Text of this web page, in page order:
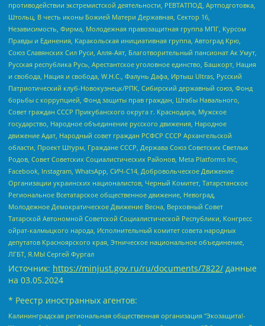
противодействии экстремистской деятельности, РЕВТАТПОД, Артподготовка,
Штольц, В честь иконы Божией Матери Державная, Сектор 16,
Независимость, Фирма, Молодежная правозащитная группа МПГ, Курсом
Правды и Единения, Каракольская инициативная группа, Автоград Крю,
Союз Славянских Сил Руси, Алля-Аят, Благотворительный пансионат Ак Умут,
Русская республика Русь, Арестантское уголовное единство, Башкорт, Нация
и свобода, Нация и свобода, W.H.С., Фалунь Дафа, Иртыш Ultras, Русский
Патриотический клуб-Новокузнецк/РПК, Сибирский державный союз, Фонд
борьбы с коррупцией, Фонд защиты прав граждан, Штабы Навального,
Совет граждан СССР Прикубанского округа г. Краснодара, Мужское
государство, Народное объединение русского движения, Народное
движение Адат, Народный совет граждан РСФСР СССР Архангельской
области, Проект Штурм, Граждане СССР, Держава Союз Советских Светлых
Родов, Совет Советских Социалистических Районов, Meta Platforms Inc,
Facebook, Instagram, WhatsApp, СИЧ-С14, Добровольческое Движение
Организации украинских националистов, Черный Комитет, Татарстанское
Региональное Всетатарское общественное движение, Невоград,
Молодежное Демократическое Движение Весна, Верховный Совет
Татарской Автономной Советской Социалистической Республики, Конгресс
ойрат-калмыцкого народа, Исполнительный комитет совета народных
депутатов Красноярского края, Этническое национальное объединение,
ЛГБТ, Я.МЫ Сергей Фургал
Источник: https://minjust.gov.ru/ru/documents/7822/ данные
на 03.05.2024
* Реестр иностранных агентов:
Калининградская региональная общественная организация "Экозащита!-Женсовет", Фонд содействия защите прав и свобод граждан "Общественный вердикт", Фонд "Институт Развития Свободы Информации", Частное учреждение "Информационное агентство МЕМО. РУ", Региональная общественная организация "Общественная комиссия по сохранению наследия академика Сахарова", Фонд поддержки свободы прессы, Санкт-Петербургская общественная правозащитная организация "Гражданский контроль", Межрегиональная общественная организация "Информационно-просветительский центр "Мемориал", Региональный Фонд "Центр Защиты Прав Средств Массовой Информации", с 05.12.2023 Фонд "Центр Защиты Прав Средств массовой информации", Региональная общественная благотворительная организация помощи беженцам и мигрантам "Гражданское содействие", Негосударственное образовательное учреждение дополнительного профессионального образования (повышение квалификации) специалистов "АКАДЕМИЯ ПО ПРАВАМ ЧЕЛОВЕКА", Свердловская региональная общественная организация "Сутяжник", Автономная некоммерческая организация "Центр независимых социологических исследований", Союз общественных объединений "Российский исследовательский центр по правам человека", Региональное общественное учреждение научно-информационный центр "МЕМОРИАЛ", Некоммерческая организация "Фонд защиты гласности", Автономная некоммерческая организация "Институт прав человека", Городская общественная организация "Екатеринбургское общество "МЕМОРИАЛ", Городская общественная организация "Рязанское историко-просветительское и правозащитное общество "Мемориал" (Рязанский Мемориал), Челябинский региональный орган общественной самодеятельности – женское общественное объединение "Женщины Евразии", Челябинский региональный орган общественной самодеятельности "Уральская правозащитная группа", Фонд содействия защите здоровья и социальной справедливости имени Андрея Рылькова, Автономная Некоммерческая Организация "Аналитический Центр Юрия Левады", Автономная некоммерческая организация социальной поддержки населения "Проект Апрель", Региональная общественная организация помощи женщинам и детям, находящимся в кризисной ситуации "Информационно-методический центр "Анна", Фонд содействия развитию массовых коммуникаций и правовому просвещению "Так-так-Так", Фонд содействия устойчивому развитию "Серебряная тайга", Свердловский региональный общественный фонд социальных проектов "Новое время", "Idel.Реалии", Кавказ.Реалии, Крым.Реалии, Телеканал Настоящее Время, Татаро-башкирская служба Радио Свобода (Azatliq Radiosi), Радио Свободная Европа/Радио Свобода (PCE/PC), "Сибирь.Реалии", "Фактограф", Благотворительный фонд помощи осужденным и их семьям, Автономная некоммерческая организация "Институт глобализации и социальных движений", Фонд "В защиту прав заключенных", Частное учреждение "Центр поддержки и содействия развитию средств массовой информации", Пензенский региональный общественный благотворительный фонд "Гражданский союз", "Север.Реалии", Некоммерческая организация Фонд "Правовая инициатива", Общество с ограниченной ответственностью "Радио Свободная Европа/Радио Свобода", Чешское информационное агентство "MEDIUM-ORIENT", Красноярская региональная общественная организация "Мы против СПИДа", Камалягин Денис Николаевич, Маркелов Сергей Евгеньевич, Пономарев Лев Александрович, Савицкая Людмила Алексеевна, Автономная некоммерческая организация "Центр по работе с проблемой насилия "НАСИЛИЮ.НЕТ", Межрегиональный профессиональный союз работников здравоохранения "Альянс врачей", Юридическое лицо, зарегистрированное в Латвийской Республике, SIA "Medusa Project" (регистрационный номер 40103797863, дата регистрации 10.06.2014), Некоммерческая организация "Фонд по борьбе с коррупцией", Автономная некоммерческая организация "Институт права и публичной политики", Баданин Роман Сергеевич, Гликин Максим Александрович, Железнова Мария Михайловна, Лукьянова Юлия Сергеевна, Маетная Елизавета Витальевна, Маняхин Петр Борисович, Чуракова Ольга Владимировна, Ярош Юлия Петровна, Юридическое лицо "The Insider SIA", зарегистрированное в Риге, Латвийская Республика (дата регистрации 26.06.2015), являющееся администратором доменного имени интернет-издания "The Insider SIA", https://theins.ru, Постернак Алексей Евгеньевич, Рубин Михаил Аркадьевич, Анин Роман Александрович, Юридическое лицо Istories fonds, зарегистрированное в Латвийской Республике (регистрационный номер 50008295751, дата регистрации 24.02.2020), Великовский Дмитрий Александрович, Долинина Ирина Николаевна, Мароховская Алеся Алексеевна, Шлейнов Роман Юрьевич, Шмагун Олеся Валентиновна, Общество с ограниченной ответственностью "Альтаир 2021", Общество с ограниченной ответственностью "Вега 2021", Общество с ограниченной ответственностью "Главный редактор 2021", Общество с ограниченной ответственностью "Ромашки монолит", Важенков Артем Валерьевич, Ивановская областная общественная организация "Центр гендерных исследований", Гурман Юрий Альбертович, Медиапроект "ОВД-Инфо", Егоров Владимир Владимирович, Жилинский Владимир Александрович, Общество с ограниченной ответственностью "ЗП", Иванова София Юрьевна, Карезина Инна Павловна, Кильтау Екатерина Викторовна, Петров Алексей Викторович, Пискунов Сергей Евгеньевич, Смирнов Сергей Сергеевич, Тихонов Михаил Сергеевич, Общество с ограниченной ответственностью "ЖУРНАЛИСТ-ИНОСТРАННЫЙ АГЕНТ", Арапова Галина Юрьевна, Вольтская Татьяна Анатольевна, Американская компания "Mason G.E.S. Anonymous Foundation" (США), являющаяся владельцем интернет-издания https://mnews.world/, Компания "Stichting Bellingcat", зарегистрированная в Нидерландах (дата регистрации 11.07.2018), Захаров Андрей Вячеславович, Клепиковская Екатерина Дмитриевна, Общество с ограниченной ответственностью "МЕМО", Перл Роман Александрович, Симонов Евгений Алексеевич, Соловьева Елена Анатольевна, Сотников Даниил Владимирович, Сурначева Елизавета Дмитриевна, Автономная некоммерческая организация по защите прав человека и информированию населения "Якутия – Наше Мнение", Общество с ограниченной ответственностью "Москоу диджитал медиа", с 26.01.2023 Общество с ограниченной ответственностью "Чайка Белые сады", Ветошкина Валерия Валерьевна, Заговора Максим Александрович, Межрегиональное общественное движение "Российская ЛГБТ - сеть", Оленичев Максим Владимирович, Павлов Иван Юрьевич, Скворцова Елена Сергеевна, Общество с ограниченной ответственностью "Как бы инагент", Кочетков Игорь Викторович, Общество с ограниченной ответственностью "Честные выборы", Еланчик Олег Александрович, Общество с ограниченной ответственностью "Нобелевский призыв", Гималова Регина Эмилевна, Григорьев Андрей Валерьевич, Григорьева Алина Александровна, Ассоциация по содействию защите прав призывников, альтернативнослужащих и военнослужащих "Правозащитная группа "Гражданин.Армия.Право", Хисамова Регина Фаритовна, Автономная некоммерческая организация по реализации социально-правовых программ "Лилит", Дальневосточное общественное движение "Маяк", Санкт-Петербургская ЛГБТ-инициативная группа "Выход", Инициативная группа ЛГБТ+ "Реверс", Алексеев Андрей Викторович, Бекбулатова Таисия Львовна, Беляев Иван Михайлович, Владыкина Елена Сергеевна, Гельман Марат Александрович, Никульшина Вероника Юрьевна, Толоконникова Надежда Андреевна, Шендерович Виктор Анатольевич, Общество с ограниченной ответственностью "Данное сообщение", Общество с ограниченной ответственностью Издательский дом "Новая глава", Айнбиндер Александра Александровна, Московский комьюнити-центр для ЛГБТ+инициатив, Благотворительный фонд развития филантропии, Deutsche Welle (Германия, Kurt-Schumacher-Strasse 3, 53113 Bonn), Борзунова Мария Михайловна, Воробьев Виктор Викторович, Голубева Анна Львовна, Константинова Алла Михайловна, Малкова Ирина Владимировна, Мурадов Мурад Абдулгалимович, Осетинская Елизавета Николаевна, Понасенков Евгений Николаевич, Ганапольский Матвей Юрьевич, Киселев Евгений Алексеевич, Борухович Ирина Григорьевна, Дремин Иван Тимофеевич, Дубровский Дмитрий Викторович, Красноярская региональная общественная организация поддержки и развития альтернативных образовательных технологий и межкультурных коммуникаций "ИНТЕРРА", Маяковская Екатерина Алексеевна, Фейгин Марк Захарович, Филимонов Андрей Викторович, Дзугкоева Регина Николаевна, Доброхотов Роман Александрович, Дудь Юрий Александрович, Елкин Сергей Владимирович, Кругликов Кирилл Игоревич, Сабунаева Мария Леонидовна, Семенов Алексей Владимирович, Шаинян Карен Багратович, Шульман Екатерина Михайловна, Асафьев Артур Валерьевич, Вахштайн Виктор Семенович, Венедиктов Алексей Алексеевич, Лушникова Екатерина Евгеньевна, Волков Леонид Михайлович, Невзоров Александр Глебович, Пархоменко Сергей Борисович, Сироткин Ярослав Николаевич, Кара-Мурза Владимир Владимирович, Баранова Наталья Владимировна, Гозман Леонид Яковлевич, Кагарлицкий Борис Юльевич, Климарев Михаил Валерьевич, Милов Владимир Станиславович, Автономная некоммерческая организация Краснодарский центр современного искусства "Типография", Моргенштерн Алишер Тагирович, Соболь Любовь Эдуардовна, Общество с ограниченной ответственностью "ЛИЗА НОРМ", Каспаров Гарри Кимович, Ходорковский Михаил Борисович, Общество с ограниченной ответственностью "Апрельские тезисы", Данилович Ирина Брониславовна, Кашин Олег Владимирович, Петров Николай Владимирович, Пивоваров Алексей Владимирович, Соколов Михаил Владимирович, Цветкова Юлия Владимировна, Чичваркин Евгений Александрович, Комитет против пыток/Команда против пыток, Общество с ограниченной ответственностью "Первый научный", Общество с ограниченной ответственностью "Вертолет и ко", Белоцерковская Вероника Борисовна, Кац Максим Евгеньевич, Лазарева Татьяна Юрьевна, Шаведдинов Руслан Табризович, Яшин Илья Валерьевич, Общество с ограниченной ответственностью "Иноагент ААВ", Алешковский Дмитрий Петрович, Альбац Евгения Марковна, Быков Дмитрий Львович, Галямина Юлия Евгеньевна, Лойко Сергей Леонидович, Мартынов Кирилл Константинович, Медведев Сергей Александрович, Крашенинников Федор Геннадиевич, Гордеева Катерина Вл